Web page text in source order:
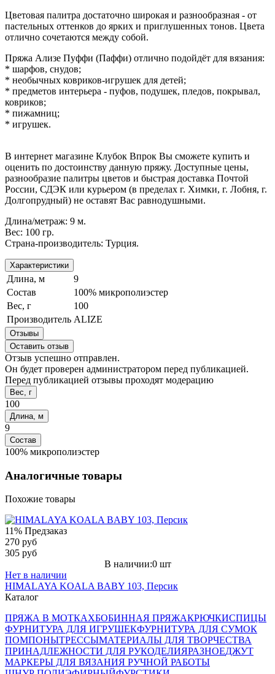
Цветовая палитра достаточно широкая и разнообразная - от
пастельных оттенков до ярких и приглушенных тонов. Цвета
отлично сочетаются между собой.
Пряжа Ализе Пуффи (Паффи) отлично подойдёт для вязания:
* шарфов, снудов;
* необычных ковриков-игрушек для детей;
* предметов интерьера - пуфов, подушек, пледов, покрывал,
ковриков;
* пижамниц;
* игрушек.
В интернет магазине Клубок Впрок Вы сможете купить и
оценить по достоинству данную пряжу. Доступные цены,
разнообразие палитры цветов и быстрая доставка Почтой
России, СДЭК или курьером (в пределах г. Химки, г. Лобня, г.
Долгопрудный) не оставят Вас равнодушными.
Длина/метраж: 9 м.
Вес: 100 гр.
Страна-производитель: Турция.
Характеристики
Длина, м
9
Состав
100% микрополиэстер
Вес, г
100
Производитель ALIZE
Отзывы
Оставить отзыв
Отзыв успешно отправлен.
Он будет проверен администратором перед публикацией.
Перед публикацией отзывы проходят модерацию
Вес, г
100
Длина, м
9
Состав
100% микрополиэстер
Аналогичные товары
Похожие товары
11% Предзаказ
270 руб
305 руб
В наличии:0 шт
Нет в наличии
HIMALAYA KOALA BABY 103, Персик
Каталог
ПРЯЖА В МОТКАХБОБИННАЯ ПРЯЖАКРЮЧКИСПИЦЫ
ФУРНИТУРА ДЛЯ ИГРУШЕКФУРНИТУРА ДЛЯ СУМОК
ПОМПОНЫТРЕССЫМАТЕРИАЛЫ ДЛЯ ТВОРЧЕСТВА
ПРИНАДЛЕЖНОСТИ ДЛЯ РУКОДЕЛИЯРАЗНОЕДЖУТ
МАРКЕРЫ ДЛЯ ВЯЗАНИЯ РУЧНОЙ РАБОТЫ